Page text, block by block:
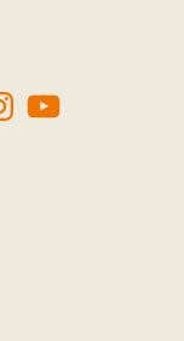
YouTube